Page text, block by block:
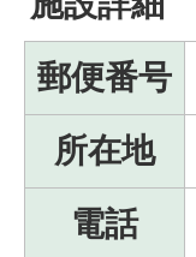
郵便番号
所在地
電話